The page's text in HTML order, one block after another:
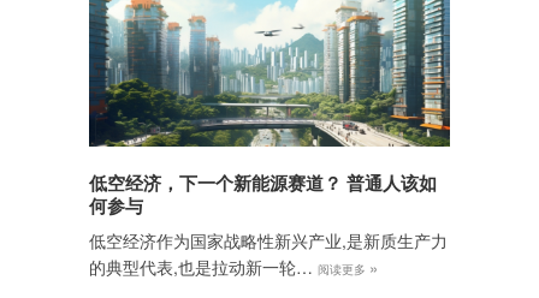
低空经济，下一个新能源赛道？ 普通人该如
何参与
低空经济作为国家战略性新兴产业,是新质生产力
的典型代表,也是拉动新一轮… 阅读更多 »